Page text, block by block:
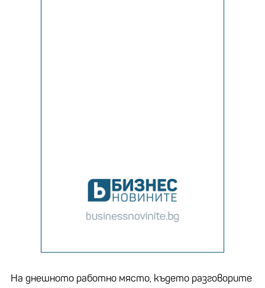
На днешното работно място, където разговорите